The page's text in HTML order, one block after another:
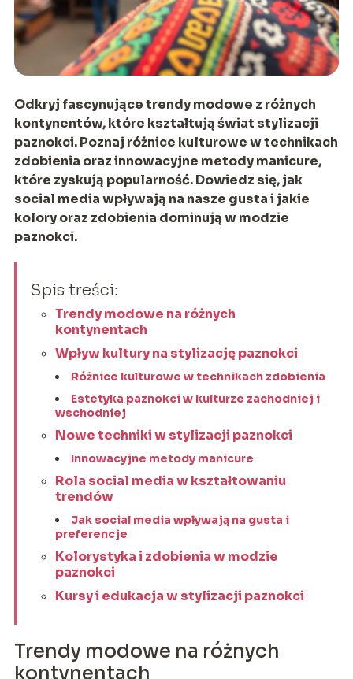
Odkryj fascynujące trendy modowe z różnych
kontynentów, które kształtują świat stylizacji
paznokci. Poznaj różnice kulturowe w technikach
zdobienia oraz innowacyjne metody manicure,
które zyskują popularność. Dowiedz się, jak
social media wpływają na nasze gusta i jakie
kolory oraz zdobienia dominują w modzie
paznokci.
Spis treści:
Trendy modowe na różnych
kontynentach
Wpływ kultury na stylizację paznokci
Różnice kulturowe w technikach zdobienia
Estetyka paznokci w kulturze zachodniej i
wschodniej
Nowe techniki w stylizacji paznokci
Innowacyjne metody manicure
Rola social media w kształtowaniu
trendów
Jak social media wpływają na gusta i
preferencje
Kolorystyka i zdobienia w modzie
paznokci
Kursy i edukacja w stylizacji paznokci
Trendy modowe na różnych
kontynentach